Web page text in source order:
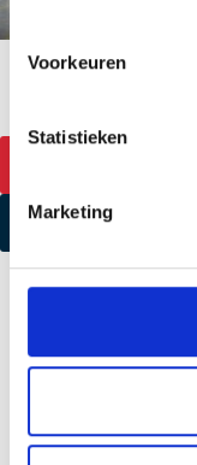
m
i
g
Voorkeuren
Statistieken
Marketing
EPS retour formulier